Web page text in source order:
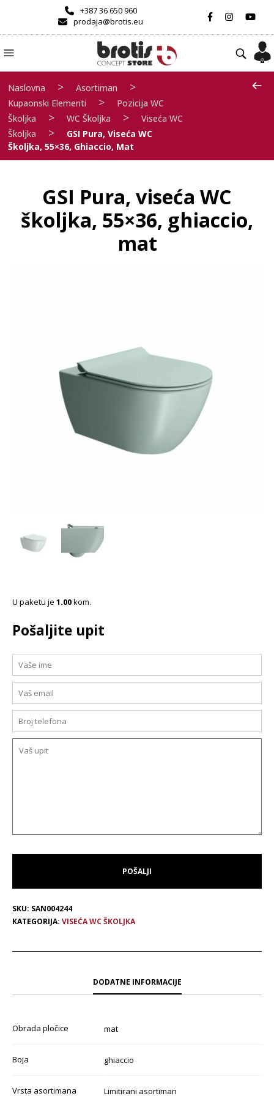
+387 36 650 960
prodaja@brotis.eu
Naslovna > Asortiman >
Kupaonski Elementi >
Pozicija WC
Školjka
> WC Školjka >
Viseća WC
Školjka
>
GSI Pura, Viseća WC
Školjka, 55×36, Ghiaccio, Mat
GSI Pura, viseća WC
školjka, 55×36, ghiaccio,
mat
U paketu je 1.00kom.
Pošaljite upit
SKU: SAN004244
KATEGORIJA: VISEĆA WC ŠKOLJKA
DODATNE INFORMACIJE
Obrada pločice mat
Boja ghiaccio
Vrsta asortimana Limitirani asortiman